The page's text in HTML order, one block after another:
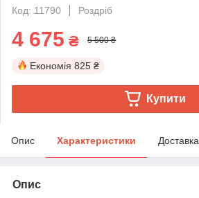
Код: 11790
Роздріб
4 675 ₴ 5 500 ₴
Економія 825 ₴
Купити
Опис Характеристики Доставка
Опис